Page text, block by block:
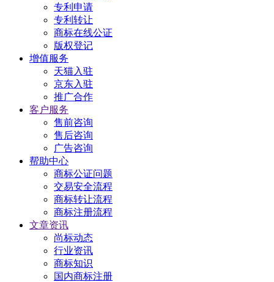
专利申请
专利转让
商标在线公证
版权登记
增值服务
天猫入驻
京东入驻
推广合作
客户服务
售前咨询
售后咨询
广告咨询
帮助中心
商标公证问题
交易安全流程
商标转让流程
商标注册流程
文章资讯
尚标动态
行业资讯
商标知识
国内商标注册